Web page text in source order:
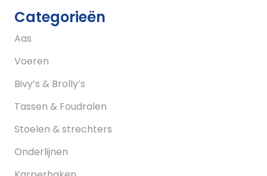
Categorieën
Aas
Voeren
Bivy’s & Brolly’s
Tassen & Foudralen
Stoelen & strechters
Onderlijnen